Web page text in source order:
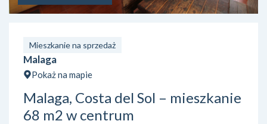
Mieszkanie na sprzedaż
Malaga
Pokaż na mapie
Malaga, Costa del Sol – mieszkanie
68 m2 w centrum